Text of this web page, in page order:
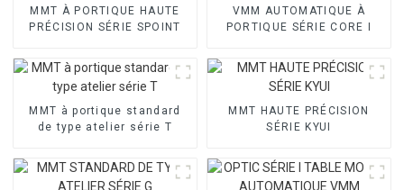
MMT À PORTIQUE HAUTE
PRÉCISION SÉRIE SPOINT
VMM AUTOMATIQUE À
PORTIQUE SÉRIE CORE I
MMT à portique standard
de type atelier série T
MMT HAUTE PRÉCISION
SÉRIE KYUI